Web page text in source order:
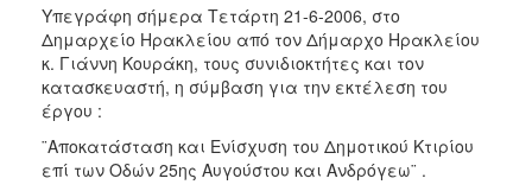
2013
2012
2011
2010
2006
Υπεγράφη σήμερα Τετάρτη 21-6-2006, στο
Δημαρχείο Ηρακλείου από τον Δήμαρχο Ηρακλείου
κ. Γιάννη Κουράκη, τους συνιδιοκτήτες και τον
κατασκευαστή, η σύμβαση για την εκτέλεση του
έργου :
¨Αποκατάσταση και Ενίσχυση του Δημοτικού Κτιρίου
επί των Οδών 25ης Αυγούστου και Ανδρόγεω¨ .